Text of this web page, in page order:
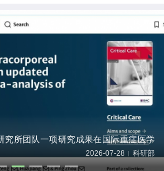
究所团队一项研究成果在国际重症医学
2026-07-28 | 科研部